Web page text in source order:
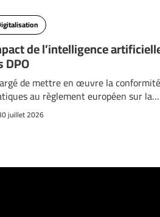
de l’intelligence
DPO
de mettre en œuvre la
au règlement européen sur la…
juillet 2026